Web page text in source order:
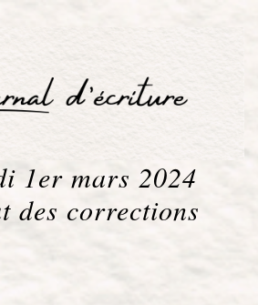
1er mars 2024
des corrections